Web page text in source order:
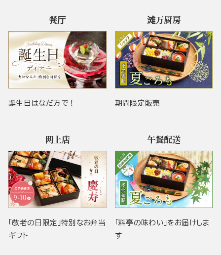
餐厅
誕生日はなだ万で！
滩万厨房
期間限定販売
网上店
「敬老の日限定」特別なお弁当
ギフト
午餐配送
「料亭の味わい」をお届けしま
す